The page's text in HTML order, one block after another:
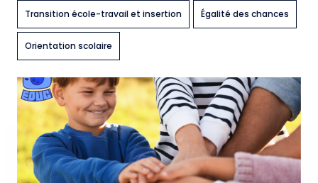
Transition école-travail et insertion
Égalité des chances
Orientation scolaire